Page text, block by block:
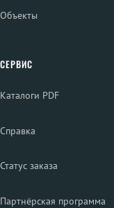
Объекты
СЕРВИС
Каталоги PDF
Справка
Статус заказа
Партнёрская программа